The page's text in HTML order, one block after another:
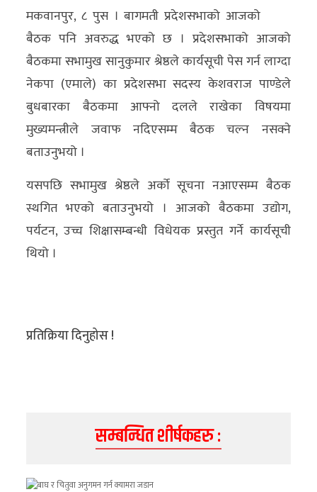
अर्थ/
वाणिज्य
मनाेरञ्जन
विज्ञान
प्रविधि
अन्तरर्वार्ता
विचार/
ब्लग
अन्य
फोटो
मकवानपुर, ८ पुस । बागमती प्रदेशसभाको आजको
बैठक पनि अवरुद्ध भएको छ । प्रदेशसभाको आजको
बैठकमा सभामुख सानुकुमार श्रेष्ठले कार्यसूची पेस गर्न लाग्दा
नेकपा (एमाले) का प्रदेशसभा सदस्य केशवराज पाण्डेले
बुधबारका बैठकमा आफ्नो दलले राखेका विषयमा
मुख्यमन्त्रीले जवाफ नदिएसम्म बैठक चल्न नसक्ने
बताउनुभयो ।
यसपछि सभामुख श्रेष्ठले अर्को सूचना नआएसम्म बैठक
स्थगित भएको बताउनुभयो । आजको बैठकमा उद्योग,
पर्यटन, उच्च शिक्षासम्बन्धी विधेयक प्रस्तुत गर्ने कार्यसूची
थियो ।
प्रतिक्रिया दिनुहोस !
सम्बन्धित शीर्षकहरु :